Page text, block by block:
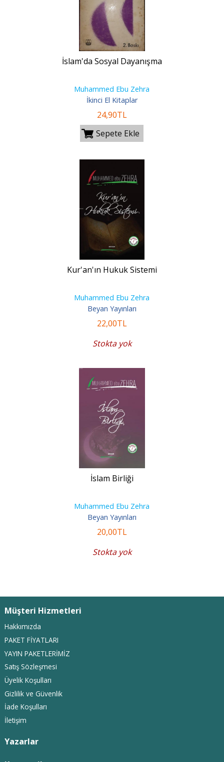
İslam'da Sosyal Dayanışma
Muhammed Ebu Zehra
İkinci El Kitaplar
24,90TL
Sepete Ekle
Kur'an'ın Hukuk Sistemi
Muhammed Ebu Zehra
Beyan Yayınları
22,00TL
Stokta yok
İslam Birliği
Muhammed Ebu Zehra
Beyan Yayınları
20,00TL
Stokta yok
Müşteri Hizmetleri
Hakkımızda
PAKET FİYATLARI
YAYIN PAKETLERİMİZ
Satış Sözleşmesi
Üyelik Koşulları
Gizlilik ve Güvenlik
İade Koşulları
İletişim
Yazarlar